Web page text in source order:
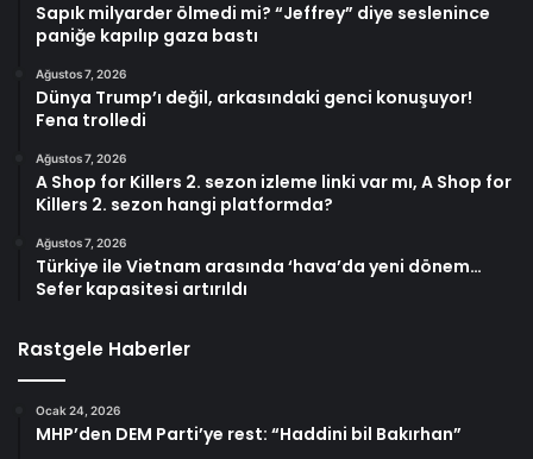
Sapık milyarder ölmedi mi? “Jeffrey” diye seslenince
paniğe kapılıp gaza bastı
Ağustos 7, 2026
Dünya Trump’ı değil, arkasındaki genci konuşuyor!
Fena trolledi
Ağustos 7, 2026
A Shop for Killers 2. sezon izleme linki var mı, A Shop for
Killers 2. sezon hangi platformda?
Ağustos 7, 2026
Türkiye ile Vietnam arasında ‘hava’da yeni dönem…
Sefer kapasitesi artırıldı
Rastgele Haberler
Ocak 24, 2026
MHP’den DEM Parti’ye rest: “Haddini bil Bakırhan”